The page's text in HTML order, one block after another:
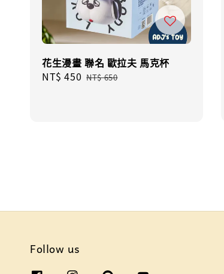
花生漫畫 聯名 歐拉夫 馬克杯
Sale
NT$ 450 Regular
NT$ 650
Follow us